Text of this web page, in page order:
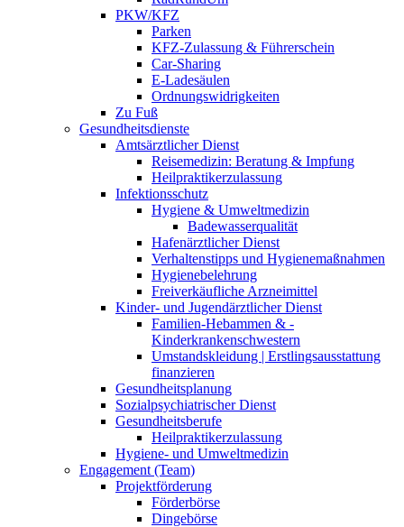
PKW/KFZ
Parken
KFZ-Zulassung & Führerschein
Car-Sharing
E-Ladesäulen
Ordnungswidrigkeiten
Zu Fuß
Gesundheitsdienste
Amtsärztlicher Dienst
Reisemedizin: Beratung & Impfung
Heilpraktikerzulassung
Infektionsschutz
Hygiene & Umweltmedizin
Badewasserqualität
Hafenärztlicher Dienst
Verhaltenstipps und Hygienemaßnahmen
Hygienebelehrung
Freiverkäufliche Arzneimittel
Kinder- und Jugendärztlicher Dienst
Familien-Hebammen & -
Kinderkrankenschwestern
Umstandskleidung | Erstlingsausstattung
finanzieren
Gesundheitsplanung
Sozialpsychiatrischer Dienst
Gesundheitsberufe
Heilpraktikerzulassung
Hygiene- und Umweltmedizin
Engagement (Team)
Projektförderung
Förderbörse
Dingebörse